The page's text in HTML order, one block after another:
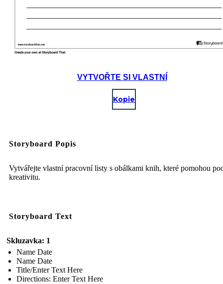
VYTVOŘTE SI VLASTNÍ
Kopie
Storyboard Popis
Vytvářejte vlastní pracovní listy s obálkami knih, které pomohou
kreativitu.
Storyboard Text
Skluzavka: 1
Name Date
Name Date
Title/Enter Text Here
Directions: Enter Text Here